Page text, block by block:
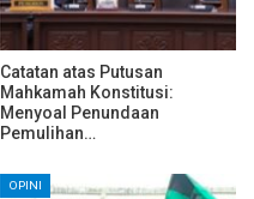
Catatan atas Putusan
Mahkamah Konstitusi:
Menyoal Penundaan
Pemulihan…
OPINI